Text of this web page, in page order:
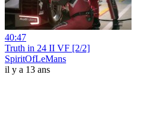
40:47
Truth in 24 II VF [2/2]
SpiritOfLeMans
il y a 13 ans